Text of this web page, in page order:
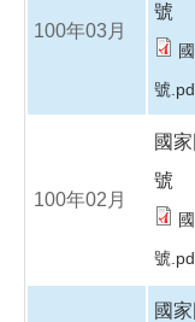
100年03月
號
號
100年02月
國
號
號
國